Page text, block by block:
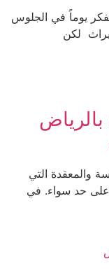
في الجلوس
لكن
التي
حد سواء. في